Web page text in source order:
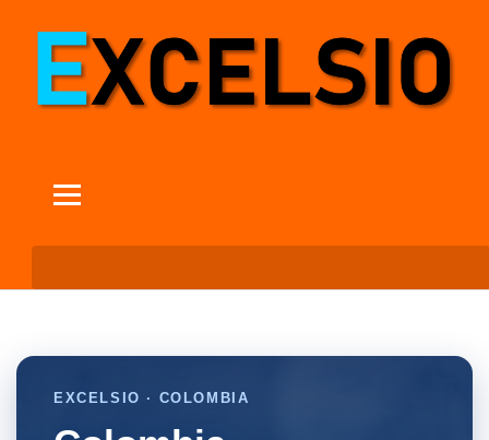
EXCELSIO · COLOMBIA